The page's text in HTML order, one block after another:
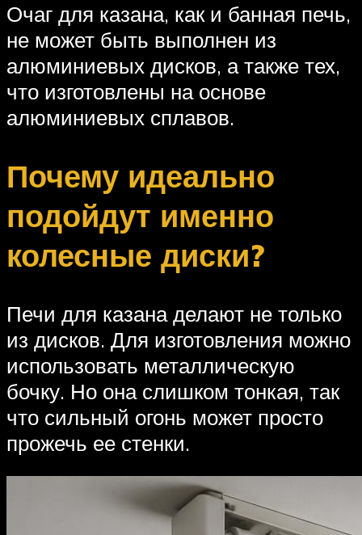
Очаг для казана, как и банная печь,
не может быть выполнен из
алюминиевых дисков, а также тех,
что изготовлены на основе
алюминиевых сплавов.
Почему идеально
подойдут именно
колесные диски?
Печи для казана делают не только
из дисков. Для изготовления можно
использовать металлическую
бочку. Но она слишком тонкая, так
что сильный огонь может просто
прожечь ее стенки.